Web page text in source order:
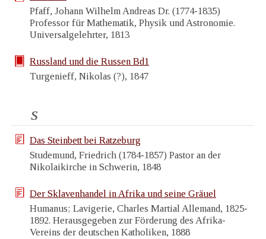
Pfaff, Johann Wilhelm Andreas Dr. (1774-1835)
Professor für Mathematik, Physik und Astronomie.
Universalgelehrter, 1813
Russland und die Russen Bd1
Turgenieff, Nikolas (?), 1847
S
Das Steinbett bei Ratzeburg
Studemund, Friedrich (1784-1857) Pastor an der
Nikolaikirche in Schwerin, 1848
Der Sklavenhandel in Afrika und seine Gräuel
Humanus; Lavigerie, Charles Martial Allemand, 1825-
1892. Herausgegeben zur Förderung des Afrika-
Vereins der deutschen Katholiken, 1888